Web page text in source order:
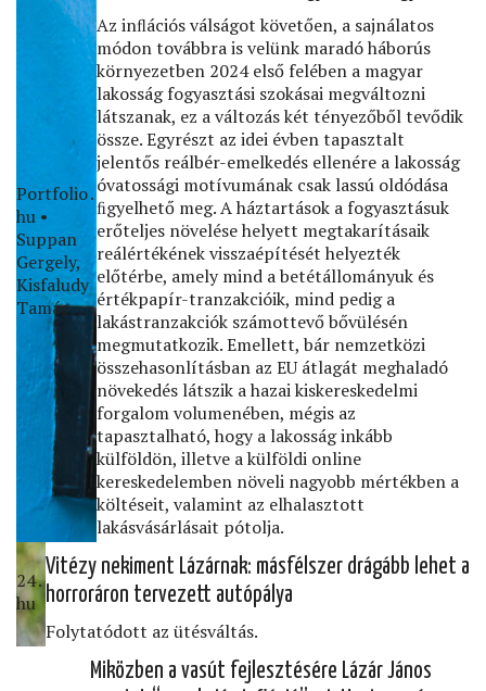
Portfolio․
hu •
Suppan
Gergely,
Kisfaludy
Tamás
Az inﬂációs válságot követően, a sajnálatos
módon továbbra is velünk maradó háborús
környezetben 2024 első felében a magyar
lakosság fogyasztási szokásai megváltozni
látszanak, ez a változás két tényezőből tevődik
össze. Egyrészt az idei évben tapasztalt
jelentős reálbér-emelkedés ellenére a lakosság
óvatossági motívumának csak lassú oldódása
ﬁgyelhető meg. A háztartások a fogyasztásuk
erőteljes növelése helyett megtakarításaik
reálértékének visszaépítését helyezték
előtérbe, amely mind a betétállományuk és
értékpapír-tranzakcióik, mind pedig a
lakástranzakciók számottevő bővülésén
megmutatkozik. Emellett, bár nemzetközi
összehasonlításban az EU átlagát meghaladó
növekedés látszik a hazai kiskereskedelmi
forgalom volumenében, mégis az
tapasztalható, hogy a lakosság inkább
külföldön, illetve a külföldi online
kereskedelemben növeli nagyobb mértékben a
költéseit, valamint az elhalasztott
lakásvásárlásait pótolja.
24․
hu
Vitézy nekiment Lázárnak: másfélszer drágább lehet a
horroráron tervezett autópálya
Folytatódott az ütésváltás.
Miközben a vasút fejlesztésére Lázár János